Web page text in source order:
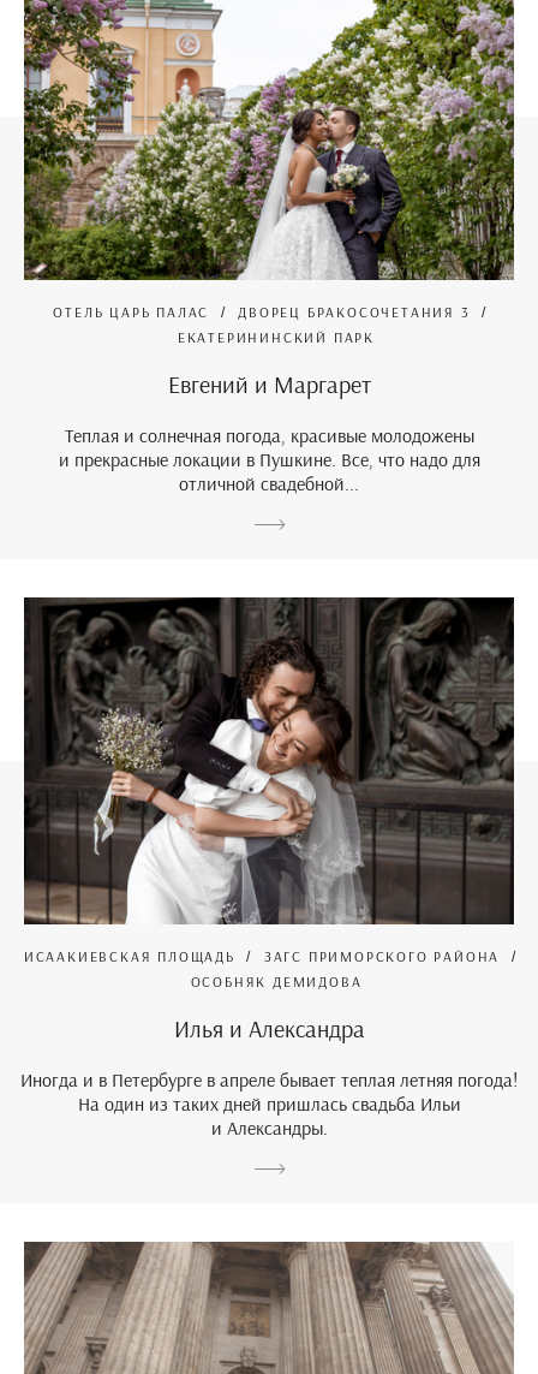
ОТЕЛЬ ЦАРЬ ПАЛАС
ДВОРЕЦ БРАКОСОЧЕТАНИЯ 3
ЕКАТЕРИНИНСКИЙ ПАРК
Евгений и Маргарет
Теплая и солнечная погода, красивые молодожены
и прекрасные локации в Пушкине. Все, что надо для
отличной свадебной...
ИСААКИЕВСКАЯ ПЛОЩАДЬ
ЗАГС ПРИМОРСКОГО РАЙОНА
ОСОБНЯК ДЕМИДОВА
Илья и Александра
Иногда и в Петербурге в апреле бывает теплая летняя погода!
На один из таких дней пришлась свадьба Ильи
и Александры.